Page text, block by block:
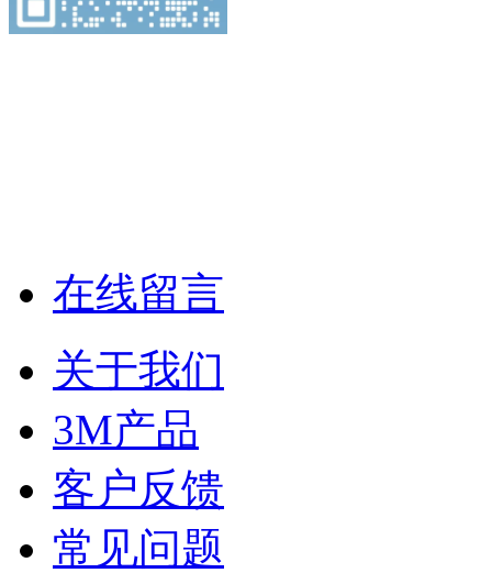
在线留言
关于我们
3M产品
客户反馈
常见问题